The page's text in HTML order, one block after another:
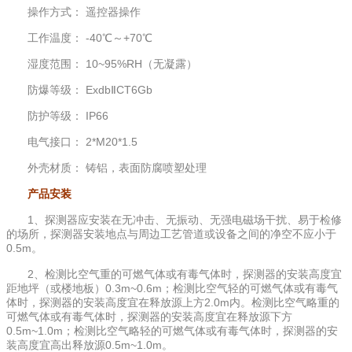
操作方式： 遥控器操作
工作温度： -40℃～+70℃
湿度范围： 10~95%RH（无凝露）
防爆等级： ExdbⅡCT6Gb
防护等级： IP66
电气接口： 2*M20*1.5
外壳材质： 铸铝，表面防腐喷塑处理
产品安装
1、探测器应安装在无冲击、无振动、无强电磁场干扰、易于检修
的场所，探测器安装地点与周边工艺管道或设备之间的净空不应小于
0.5m。
2、检测比空气重的可燃气体或有毒气体时，探测器的安装高度宜
距地坪（或楼地板）0.3m~0.6m；检测比空气轻的可燃气体或有毒气
体时，探测器的安装高度宜在释放源上方2.0m内。检测比空气略重的
可燃气体或有毒气体时，探测器的安装高度宜在释放源下方
0.5m~1.0m；检测比空气略轻的可燃气体或有毒气体时，探测器的安
装高度宜高出释放源0.5m~1.0m。